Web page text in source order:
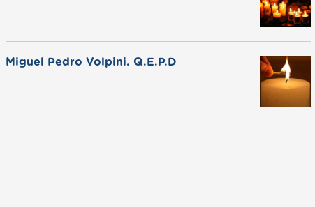
Miguel Pedro Volpini. Q.E.P.D